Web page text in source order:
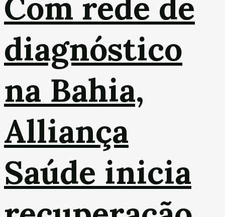
diagnóstico
na Bahia,
Alliança
Saúde inicia